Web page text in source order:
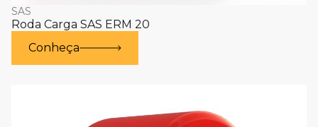
SAS
Roda Carga SAS ERM 20
Conheça